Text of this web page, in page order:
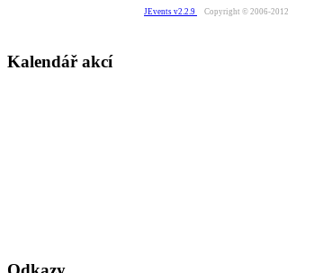
JEvents v2.2.9 Copyright © 2006-2012
Kalendář akcí